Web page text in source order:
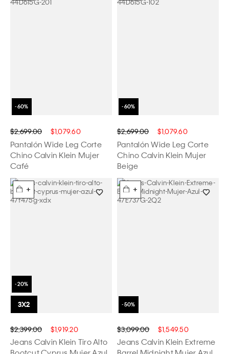
$2,699.00 $1,079.60
Pantalón Wide Leg Corte
Chino Calvin Klein Mujer
Café
$2,699.00 $1,079.60
Pantalón Wide Leg Corte
Chino Calvin Klein Mujer
Beige
+
$2,399.00 $1,919.20
Jeans Calvin Klein Tiro Alto
+
$3,099.00 $1,549.50
Jeans Calvin Klein Extreme